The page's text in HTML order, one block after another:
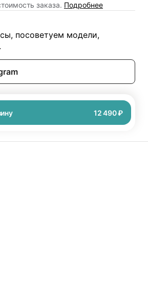
заказа. Подробнее
посоветуем модели,
12 490 ₽